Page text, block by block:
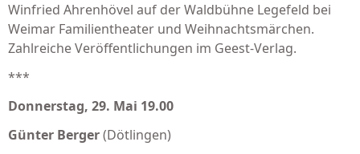
Winfried Ahrenhövel auf der Waldbühne Legefeld bei
Weimar Familientheater und Weihnachtsmärchen.
Zahlreiche Veröffentlichungen im Geest-Verlag.
***
Donnerstag, 29. Mai 19.00
Günter Berger(Dötlingen)